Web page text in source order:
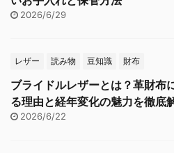
2026/6/29
レザー 読み物 豆知識 財布
ブライドルレザーとは？革財布
る理由と経年変化の魅力を徹底
2026/6/22